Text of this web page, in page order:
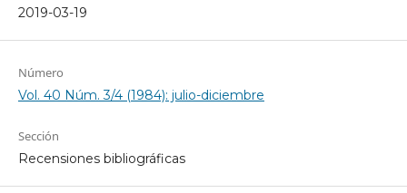
2019-03-19
Número
Vol. 40 Núm. 3/4 (1984): julio-diciembre
Sección
Recensiones bibliográficas